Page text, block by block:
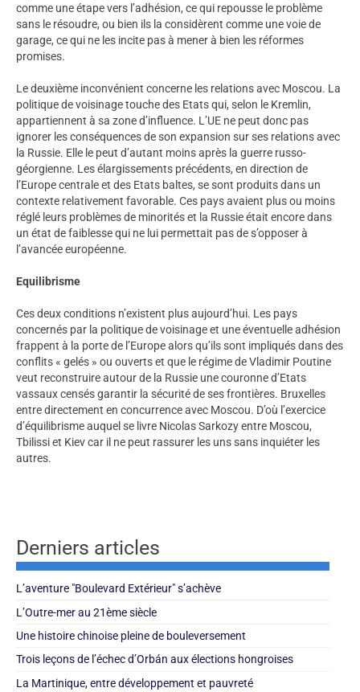
comme une étape vers l’adhésion, ce qui repousse le problème
sans le résoudre, ou bien ils la considèrent comme une voie de
garage, ce qui ne les incite pas à mener à bien les réformes
promises.
Le deuxième inconvénient concerne les relations avec Moscou. La
politique de voisinage touche des Etats qui, selon le Kremlin,
appartiennent à sa zone d’influence. L’UE ne peut donc pas
ignorer les conséquences de son expansion sur ses relations avec
la Russie. Elle le peut d’autant moins après la guerre russo-
géorgienne. Les élargissements précédents, en direction de
l’Europe centrale et des Etats baltes, se sont produits dans un
contexte relativement favorable. Ces pays avaient plus ou moins
réglé leurs problèmes de minorités et la Russie était encore dans
un état de faiblesse qui ne lui permettait pas de s’opposer à
l’avancée européenne.
Equilibrisme
Ces deux conditions n’existent plus aujourd’hui. Les pays
concernés par la politique de voisinage et une éventuelle adhésion
frappent à la porte de l’Europe alors qu’ils sont impliqués dans des
conflits « gelés » ou ouverts et que le régime de Vladimir Poutine
veut reconstruire autour de la Russie une couronne d’Etats
vassaux censés garantir la sécurité de ses frontières. Bruxelles
entre directement en concurrence avec Moscou. D’où l’exercice
d’équilibrisme auquel se livre Nicolas Sarkozy entre Moscou,
Tbilissi et Kiev car il ne peut rassurer les uns sans inquiéter les
autres.
Derniers articles
L’aventure "Boulevard Extérieur" s’achève
L’Outre-mer au 21ème siècle
Une histoire chinoise pleine de bouleversement
Trois leçons de l’échec d’Orbán aux élections hongroises
La Martinique, entre développement et pauvreté